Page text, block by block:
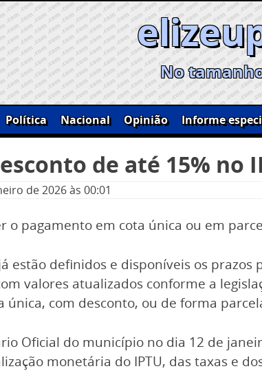
No
Política Nacional Opinião
Informe
de até 15% no
de 2026às 00:01
o pagamento em cota única ou em
estão definidos e disponíveis os prazos
valores atualizados conforme a
única, com desconto, ou de forma
Oficial do município no dia 12 de
monetária do IPTU, das taxas e